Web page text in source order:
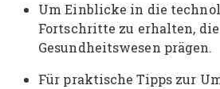
Um Einblicke in die
Fortschritte zu erhalten, die
Gesundheitswesen prägen.
Für praktische Tipps zur